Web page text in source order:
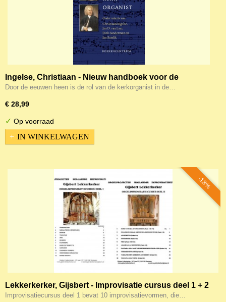
Ingelse, Christiaan - Nieuw handboek voor de
kerkorganist
Door de eeuwen heen is de rol van de kerkorganist in de…
€ 28,99
✓ Op voorraad
IN WINKELWAGEN
-18%
Lekkerkerker, Gijsbert - Improvisatie cursus deel 1 + 2
(compleet dus!)
Improvisatiecursus deel 1 bevat 10 improvisatievormen, die…